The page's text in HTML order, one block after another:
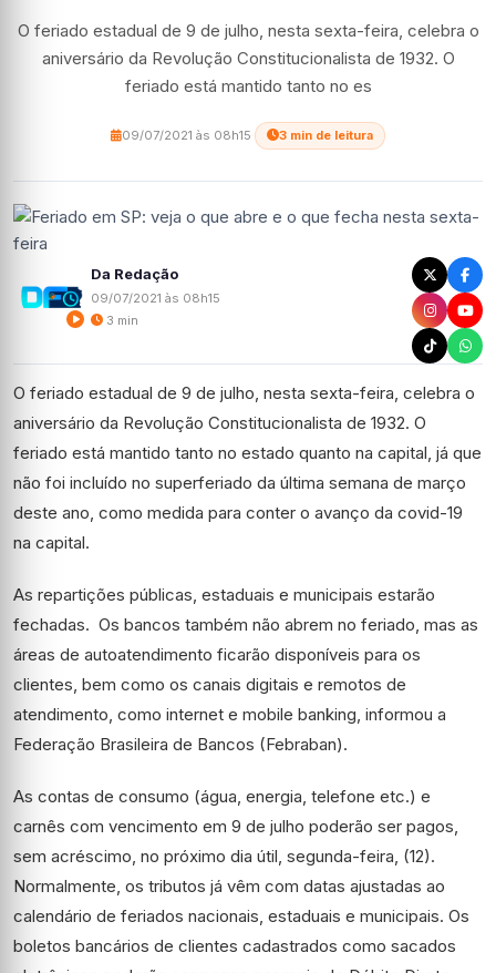
O feriado estadual de 9 de julho, nesta sexta-feira, celebra o
aniversário da Revolução Constitucionalista de 1932. O
feriado está mantido tanto no es
09/07/2021 às 08h15 3 min de leitura
Da Redação
09/07/2021 às 08h15
3 min
O feriado estadual de 9 de julho, nesta sexta-feira, celebra o
aniversário da Revolução Constitucionalista de 1932. O
feriado está mantido tanto no estado quanto na capital, já que
não foi incluído no superferiado da última semana de março
deste ano, como medida para conter o avanço da covid-19
na capital.
As repartições públicas, estaduais e municipais estarão
fechadas. Os bancos também não abrem no feriado, mas as
áreas de autoatendimento ficarão disponíveis para os
clientes, bem como os canais digitais e remotos de
atendimento, como internet e mobile banking, informou a
Federação Brasileira de Bancos (Febraban).
As contas de consumo (água, energia, telefone etc.) e
carnês com vencimento em 9 de julho poderão ser pagos,
sem acréscimo, no próximo dia útil, segunda-feira, (12).
Normalmente, os tributos já vêm com datas ajustadas ao
calendário de feriados nacionais, estaduais e municipais. Os
boletos bancários de clientes cadastrados como sacados